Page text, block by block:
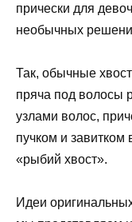
прически для
необычных
Так, обычные
пряча под волосы
узлами волос,
пучком и
«рыбий хвост».
Идеи